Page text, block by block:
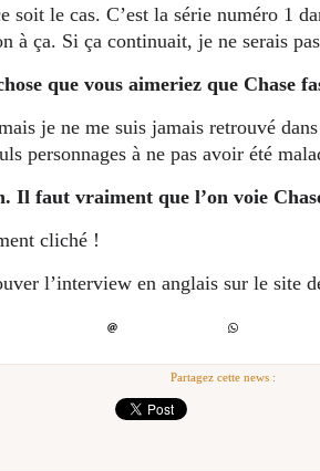
soit le cas. C’est la série numéro 1
à ça. Si ça continuait, je ne serais
que vous aimeriez que Chase
je ne me suis jamais retrouvé
personnages à ne pas avoir été
Il faut vraiment que l’on voie
cliché !
l’interview en anglais sur le site
Partagez cette news :